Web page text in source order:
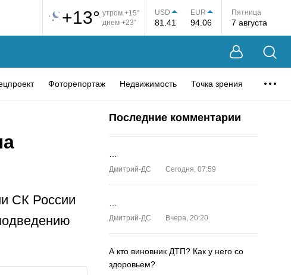
+13° утром +15°
днем +23°
USD
81.41
EUR
94.06
Пятница
7 августа
Фоторепортаж Недвижимость Точка зрения
СК России
Последние комментарии
Дмитрий-ДС Сегодня, 07:59
Дмитрий-ДС Вчера, 20:20
А кто виновник ДТП? Как у него со
здоровьем?